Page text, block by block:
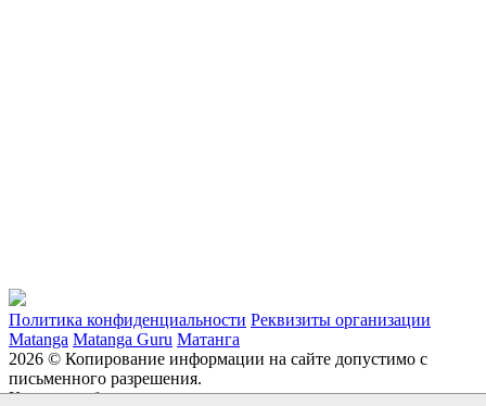
Политика конфиденциальности Реквизиты организации
Matanga Matanga Guru Матанга
2026 © Копирование информации на сайте допустимо с
письменного разрешения.
Каталог мебели